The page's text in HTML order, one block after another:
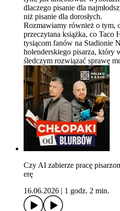
dlaczego pisanie dla
niż pisanie dla dorosłych.
Rozmawiamy również o tym,
przeczytana książka, co Taco
tysiącom fanów na Stadionie
holenderskiego pisarza, który
śledczym rozwiązać sprawę
Czy AI zabierze pracę
erę
16.06.2026
1 godz. 2 min.